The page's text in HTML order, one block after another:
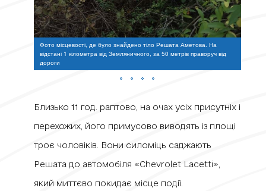
Фото місцевості, де було знайдено тіло Решата Аметова. На
відстані 1 кілометра від Земляничного, за 50 метрів праворуч від
дороги
Близько 11 год. раптово, на очах усіх присутніх і
перехожих, його примусово виводять із площі
троє чоловіків. Вони силоміць саджають
Решата до автомобіля «Chevrolet Lacetti»,
який миттєво покидає місце події.